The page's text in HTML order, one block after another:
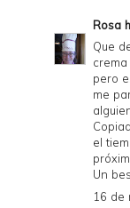
Rosa
Que
crema
pero
me
el
Un
16 de